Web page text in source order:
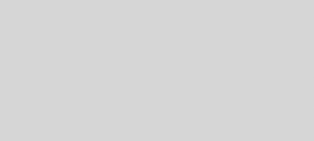
23:01 ┋ BATTALGAZİ’DE ÇOCUKLAR GELENEKSEL